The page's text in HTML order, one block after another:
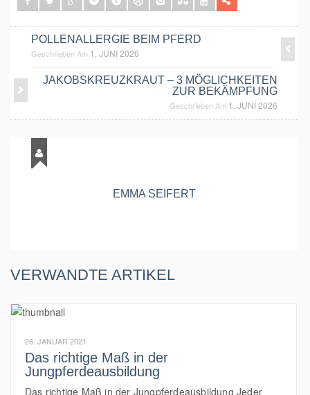
POLLENALLERGIE BEIM PFERD
Geschrieben Am 1. JUNI 2026
JAKOBSKREUZKRAUT – 3 MÖGLICHKEITEN
ZUR BEKÄMPFUNG
Geschrieben Am 1. JUNI 2026
EMMA SEIFERT
VERWANDTE ARTIKEL
26. JANUAR 2021
Das richtige Maß in der
Jungpferdeausbildung
Das richtige Maß in der Jungpferdeausbildung Jeder